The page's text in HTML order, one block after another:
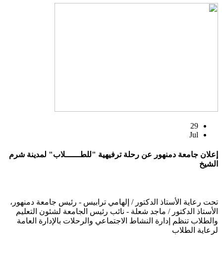
29
Jul
إعلان جامعة دمنهور عن رحلة ترفيهية "للطــــــلاب" لمدينة شرم
الشيخ
تحت رعاية الأستاذ الدكتور / إلهامي ترابيس - رئيس جامعة دمنهور،
الأستاذ الدكتور / ماجد شعلة - نائب رئيس الجامعة لشئون التعليم
والطلاب تنظم إدارة النشاط الاجتماعي والرحلات بالإدارة العامة
لرعاية الطلاب